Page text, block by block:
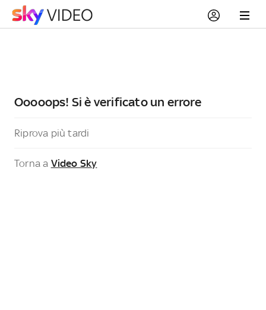
Ooooops! Si è verificato un errore
Riprova più tardi
Torna a Video Sky